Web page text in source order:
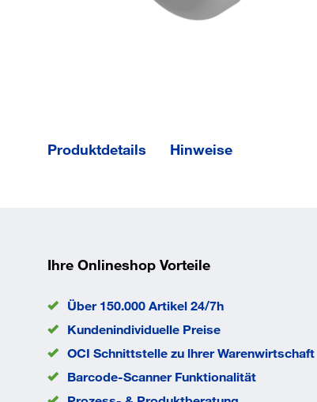
Produktdetails
Norm
DIN
Kopfhöhe k
2.4
mm
dk
mm
Durchmesser d
4
Hinweise
Ihre Onlineshop Vorteile
Über 150.000 Artikel 24/7h
Kundenindividuelle Preise
OCI Schnittstelle zu lhrer Warenwirtschaft
Barcode-Scanner Funktionalität